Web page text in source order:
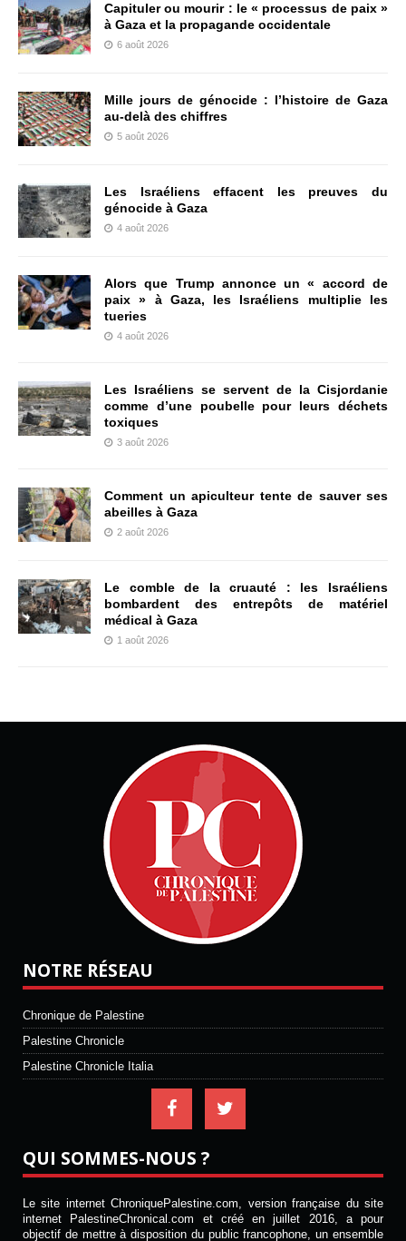
Capituler ou mourir : le « processus de paix »
à Gaza et la propagande occidentale
6 août 2026
Mille jours de génocide : l’histoire de Gaza
au-delà des chiffres
5 août 2026
Les Israéliens effacent les preuves du
génocide à Gaza
4 août 2026
Alors que Trump annonce un « accord de
paix » à Gaza, les Israéliens multiplie les
tueries
4 août 2026
Les Israéliens se servent de la Cisjordanie
comme d’une poubelle pour leurs déchets
toxiques
3 août 2026
Comment un apiculteur tente de sauver ses
abeilles à Gaza
2 août 2026
Le comble de la cruauté : les Israéliens
bombardent des entrepôts de matériel
médical à Gaza
1 août 2026
NOTRE RÉSEAU
Chronique de Palestine
Palestine Chronicle
Palestine Chronicle Italia
QUI SOMMES-NOUS ?
Le site internet ChroniquePalestine.com, version française du site
internet PalestineChronical.com et créé en juillet 2016, a pour
objectif de mettre à disposition du public francophone, un ensemble